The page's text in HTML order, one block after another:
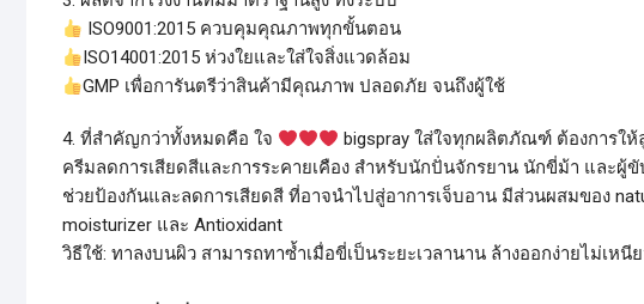
ISO9001:2015 ควบคุมคุณภาพทุกขั้นตอน
ISO14001:2015 ห่วงใยและใส่ใจสิ่งแวดล้อม
GMP เพื่อการันตรีว่าสินค้ามีคุณภาพ ปลอดภัย จนถึงผู้ใช้
4. ที่สำคัญกว่าทั้งหมดคือ ใจ
bigspray ใส่ใจทุกผลิตภัณฑ์ ต้องการใ
ครีมลดการเสียดสีและการระคายเคือง สำหรับนักปั่นจักรยาน นักขี่ม้า และผู้ขั
ช่วยป้องกันและลดการเสียดสี ที่อาจนำไปสู่อาการเจ็บอาน มีส่วนผสมของ
moisturizer และ Antioxidant
วิธีใช้: ทาลงบนผิว สามารถทาซ้ำเมื่อขี่เป็นระยะเวลานาน ล้างออกง่ายไม่เหนี